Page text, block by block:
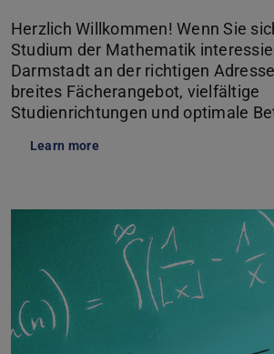
Herzlich Willkommen! Wenn Sie
Studium der Mathematik
Darmstadt an der richtigen
breites Fächerangebot, vielfältige
Studienrichtungen und optimale
Learn more